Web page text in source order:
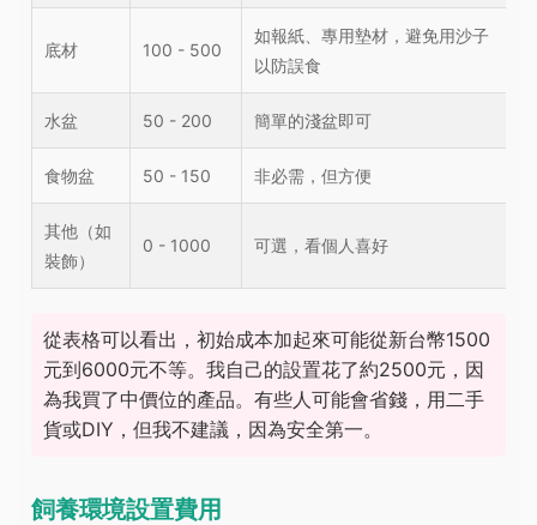
底材 100 - 500
如報紙、專用墊材，避免用沙子
以防誤食
水盆 50 - 200 簡單的淺盆即可
食物盆 50 - 150 非必需，但方便
其他（如
裝飾）
0 - 1000 可選，看個人喜好
從表格可以看出，初始成本加起來可能從新台幣1500
元到6000元不等。我自己的設置花了約2500元，因
為我買了中價位的產品。有些人可能會省錢，用二手
貨或DIY，但我不建議，因為安全第一。
飼養環境設置費用